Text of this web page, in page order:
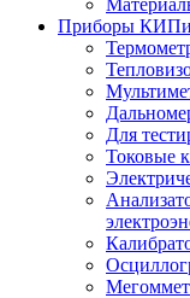
Приборы
Для
Токовые